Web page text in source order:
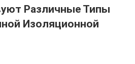
Различные Типы
Изоляционной